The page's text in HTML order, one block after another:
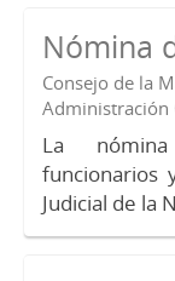
Nómina
Consejo de la
Administración
La
funcionarios
Judicial de la